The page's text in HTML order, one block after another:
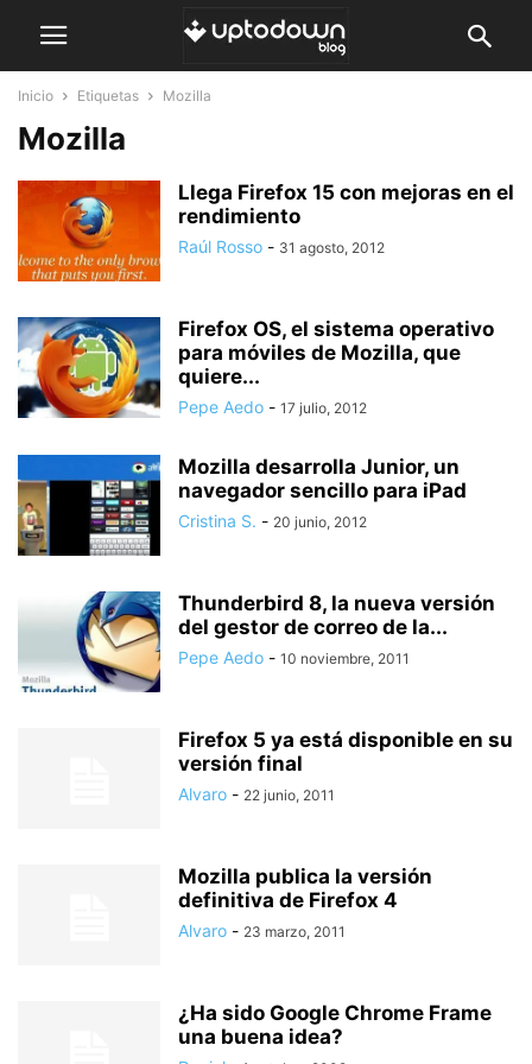
Inicio Etiquetas Mozilla
Mozilla
Llega Firefox 15 con mejoras en el
rendimiento
Raúl Rosso - 31 agosto, 2012
Firefox OS, el sistema operativo
para móviles de Mozilla, que
quiere...
Pepe Aedo - 17 julio, 2012
Mozilla desarrolla Junior, un
navegador sencillo para iPad
Cristina S. - 20 junio, 2012
Thunderbird 8, la nueva versión
del gestor de correo de la...
Pepe Aedo - 10 noviembre, 2011
Firefox 5 ya está disponible en su
versión final
Alvaro - 22 junio, 2011
Mozilla publica la versión
definitiva de Firefox 4
Alvaro - 23 marzo, 2011
¿Ha sido Google Chrome Frame
una buena idea?